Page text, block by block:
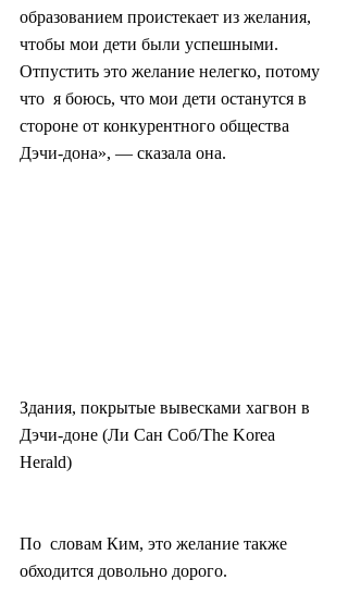
образованием проистекает из желания,
чтобы мои дети были успешными.
Отпустить это желание нелегко, потому
что  я боюсь, что мои дети останутся в
стороне от конкурентного общества
Дэчи-дона», — сказала она.
Здания, покрытые вывесками хагвон в
Дэчи-доне (Ли Сан Соб/The Korea
Herald)
По  словам Ким, это желание также
обходится довольно дорого.